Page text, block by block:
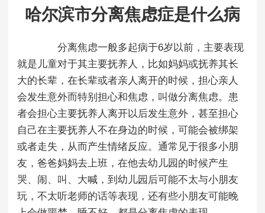
哈尔滨市分离焦虑症是什么病
分离焦虑一般多起病于6岁以前，主要表现
就是儿童对于其主要抚养人，比如妈妈或抚养其长
大的长辈，在长辈或者亲人离开的时候，担心亲人
会发生意外而特别担心和焦虑，叫做分离焦虑。患
者会担心主要抚养人离开以后发生意外，甚至担心
自己在主要抚养人不在身边的时候，可能会被绑架
或者走失，从而产生情绪反应。通常见于很多小朋
友，爸爸妈妈去上班，在他去幼儿园的时候产生
哭、闹、叫、大喊，到幼儿园后可能不太与小朋友
玩，不太听老师的话等表现，还有些小朋友可能晚